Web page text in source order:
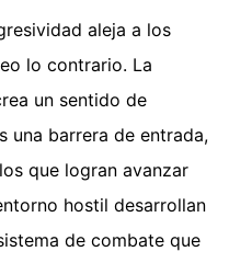
aleja a los
lo contrario. La
un sentido de
una barrera de entrada,
que logran avanzar
hostil desarrollan
de combate que